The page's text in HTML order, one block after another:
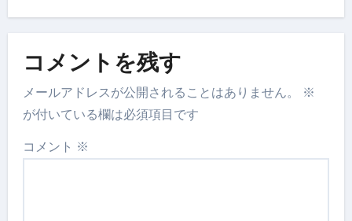
コメントを残す
メールアドレスが公開されることはありません。
※
が付いている欄は必須項目です
コメント ※